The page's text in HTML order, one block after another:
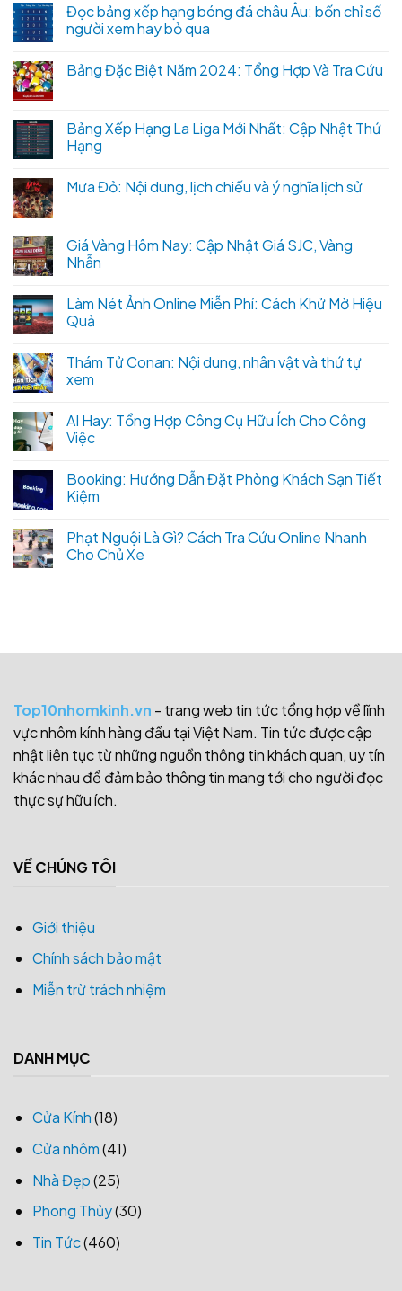
Đọc bảng xếp hạng bóng đá châu Âu: bốn chỉ số
người xem hay bỏ qua
Bảng Đặc Biệt Năm 2024: Tổng Hợp Và Tra Cứu
Bảng Xếp Hạng La Liga Mới Nhất: Cập Nhật Thứ
Hạng
Mưa Đỏ: Nội dung, lịch chiếu và ý nghĩa lịch sử
Giá Vàng Hôm Nay: Cập Nhật Giá SJC, Vàng
Nhẫn
Làm Nét Ảnh Online Miễn Phí: Cách Khử Mờ Hiệu
Quả
Thám Tử Conan: Nội dung, nhân vật và thứ tự
xem
AI Hay: Tổng Hợp Công Cụ Hữu Ích Cho Công
Việc
Booking: Hướng Dẫn Đặt Phòng Khách Sạn Tiết
Kiệm
Phạt Nguội Là Gì? Cách Tra Cứu Online Nhanh
Cho Chủ Xe
Top10nhomkinh.vn - trang web tin tức tổng hợp về lĩnh
vực nhôm kính hàng đầu tại Việt Nam. Tin tức được cập
nhật liên tục từ những nguồn thông tin khách quan, uy tín
khác nhau để đảm bảo thông tin mang tới cho người đọc
thực sự hữu ích.
VỀ CHÚNG TÔI
Giới thiệu
Chính sách bảo mật
Miễn trừ trách nhiệm
DANH MỤC
Cửa Kính(18)
Cửa nhôm(41)
Nhà Đẹp(25)
Phong Thủy(30)
Tin Tức(460)